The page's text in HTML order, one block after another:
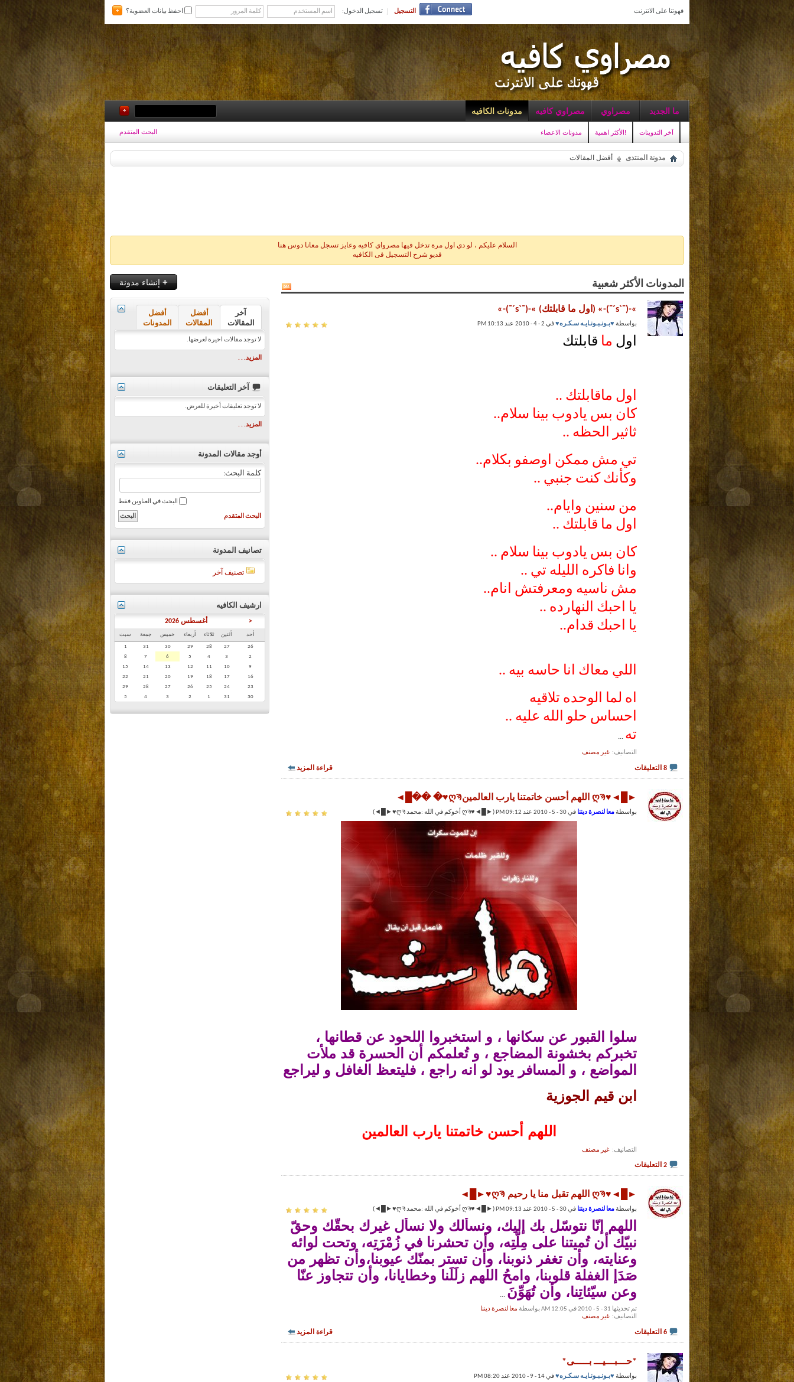
قهوتنا على الانترنت التسجيل تسجيل الدخول: احفظ بيانات العضوية؟
ما الجديد مصراوي مصراوي كافيه مدونات الكافيه
آخر التدوينات الأكثر اهمية! مدونات الاعضاء البحث المتقدم
مدونة المنتدى أفضل المقالات
السلام عليكم ، لو دي اول مرة تدخل فيها مصرواي كافيه وعايز تسجل معانا دوس هنا
فديو شرح التسجيل فى الكافيه
المدونات الأكثر شعبية
»-(¯`s´¯)-» (اول ما قابلتك) »-(¯`s´¯)-»
بواسطة ♥بـونـبـونـايـه سـكـره♥في 2 - 4 - 2010 عند 10:13 PM
اول ما قابلتك
اول ماقابلتك ..
كان بس يادوب بينا سلام..
ثاثير الحظه ..
تي مش ممكن اوصفو بكلام..
وكأنك كنت جنبي ..
من سنين وايام..
اول ما قابلتك ..
كان بس يادوب بينا سلام ..
وانا فاكره الليله تي ..
مش ناسيه ومعرفتش انام..
يا احبك النهارده ..
يا احبك قدام..
اللي معاك انا حاسه بيه ..
اه لما الوحده تلاقيه
احساس حلو الله عليه ..
ته ...
التصانيف غير مصنف
8 التعليقات قراءة المزيد
►█◄♥ღϠ اللهم أحسن خاتمتنا يارب العالمينღϠ♥� ��█◄
بواسطةمعا لنصرة ديننا في 30 - 5 - 2010 عند 09:12 PM (►█◄♥ღϠ أخوكم في الله :محمد ღϠ♥►█◄)
سلوا القبور عن سكانها ، و استخبروا اللحود عن قطانها ،
تخبركم بخشونة المضاجع ، و تُعلمكم أن الحسرة قد ملأت
المواضع ، و المسافر يود لو انه راجع ، فليتعظ الغافل و ليراجع
ابن قيم الجوزية
اللهم أحسن خاتمتنا يارب العالمين
التصانيف غير مصنف
2 التعليقات
►█◄♥ღϠ اللهم تقبل منا يا رحيم ღϠ♥►█◄
بواسطةمعا لنصرة ديننا في 30 - 5 - 2010 عند 09:13 PM (►█◄♥ღϠ أخوكم في الله :محمد ღϠ♥►█◄)
اللهم إنّا نتوسّل بك إليك، ونسألك ولا نسأل غيرك بحقّك وحقّ
نبيّك أن تُميتنا على مِلَّتِه، وأن تحشرنا في زُمْرَتِه، وتحت لوائه
وعنايته، وأن تغفر ذنوبنا، وأن تستر بمنّك عيوبنا،وأن تظهر من
صَدَإ الغفلة قلوبنا، وامحُ اللهم زلَلَنا وخطايانا، وأن تتجاوز عنّا
وعن سيّئاتِنا، وأن تُهَوِّنَ ...
تم تحديثها 31 - 5 - 2010 في 12:05 AM بواسطة
معا لنصرة ديننا
التصانيف
غير مصنف
6 التعليقات قراءة المزيد
*حـــبـــيـــ بـــــى*
بواسطة ♥بـونـبـونـايـه سـكـره♥في 14 - 9 - 2010 عند 08:20 PM
+إنشاء مدونة
آخر
المقالات
أفضل
المقالات
أفضل
المدونات
لا توجد مقالات اخيرة لعرضها.
المزيد. . .
آخر التعليقات
لا توجد تعليقات أخيرة للعرض.
المزيد. . .
أوجد مقالات المدونة
كلمة البحث:
البحث في العناوين فقط
البحث المتقدم
تصانيف المدونة
تصنيف آخر
ارشيف الكافيه
< أغسطس 2026
أحد أثنين ثلاثاء أربعاء خميس جمعة سبت
26
27
28
29
30
31
1
2
3
4
5
6
7
8
9
10
11
12
13
14
15
16
17
18
19
20
21
22
23
24
25
26
27
28
29
30
31
1
2
3
4
5